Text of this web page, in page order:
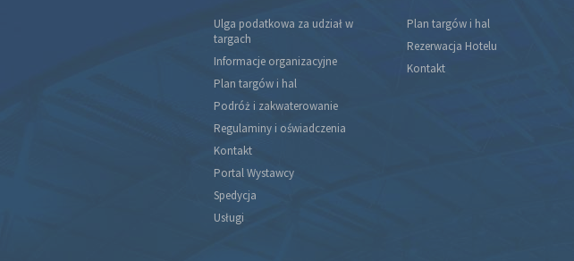
Ulga podatkowa za udział w
targach
Informacje organizacyjne
Plan targów i hal
Podróż i zakwaterowanie
Regulaminy i oświadczenia
Kontakt
Portal Wystawcy
Spedycja
Usługi
Plan targów i hal
Rezerwacja Hotelu
Kontakt